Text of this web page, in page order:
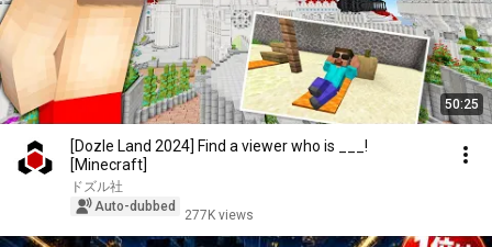
50:25
[Dozle Land 2024] Find a viewer who is ___!
[Minecraft]
ドズル社
Auto-dubbed
277K views